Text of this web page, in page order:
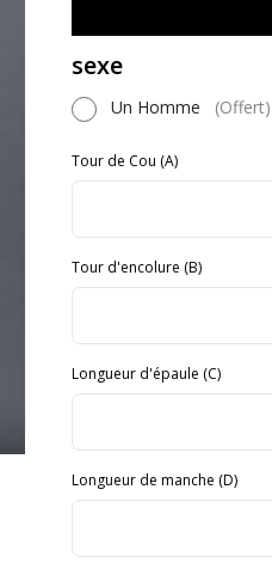
sexe
Un Homme (Offert)
Tour de Cou (A)
Tour d'encolure (B)
Longueur d'épaule (C)
Longueur de manche (D)